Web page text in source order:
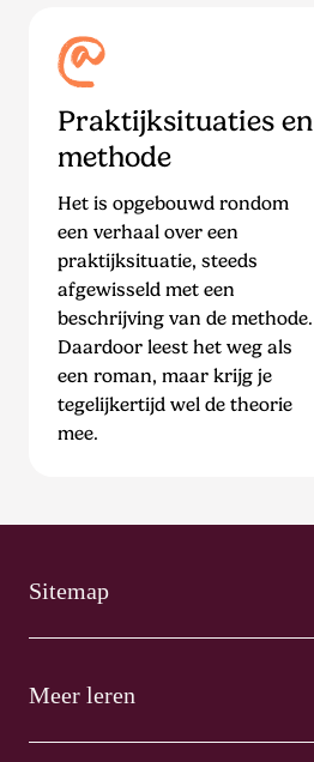
Praktijksituaties en
methode
Het is opgebouwd rondom
een verhaal over een
praktijksituatie, steeds
afgewisseld met een
beschrijving van de methode.
Daardoor leest het weg als
een roman, maar krijg je
tegelijkertijd wel de theorie
mee.
Sitemap
Meer leren